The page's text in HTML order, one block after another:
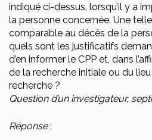
indiqué ci-dessus, lorsqu’il y a
la personne concernée. Une
comparable au décès de la
quels sont les justificatifs
d’en informer le CPP et, dans
de la recherche initiale ou du
recherche ?
Question d’un investigateur,
Réponse: